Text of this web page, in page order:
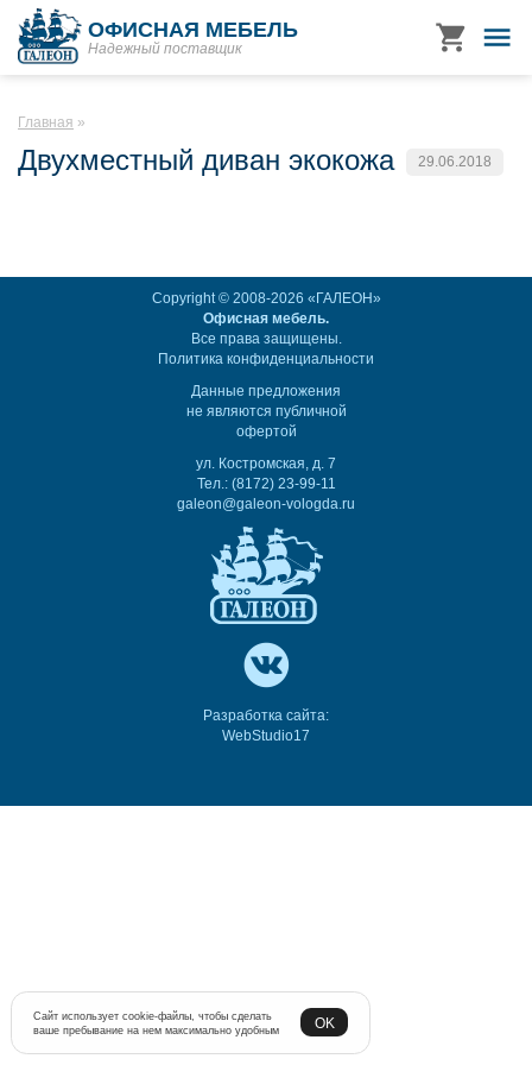
ОФИСНАЯ МЕБЕЛЬ
Надежный поставщик
Главная
Двухместный диван экокожа 29.06.2018
Copyright © 2008-2026 «ГАЛЕОН»
Офисная мебель.
Все права защищены.
Политика конфиденциальности
Данные предложения
не являются публичной
офертой
ул. Костромская, д. 7
Тел.: (8172) 23-99-11
galeon@galeon-vologda.ru
Разработка сайта:
WebStudio17
Сайт использует cookie-файлы, чтобы сделать
ваше пребывание на нем максимально удобным
OK